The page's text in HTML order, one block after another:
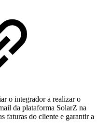
o integrador a realizar o
da plataforma SolarZ na
faturas do cliente e garantir a